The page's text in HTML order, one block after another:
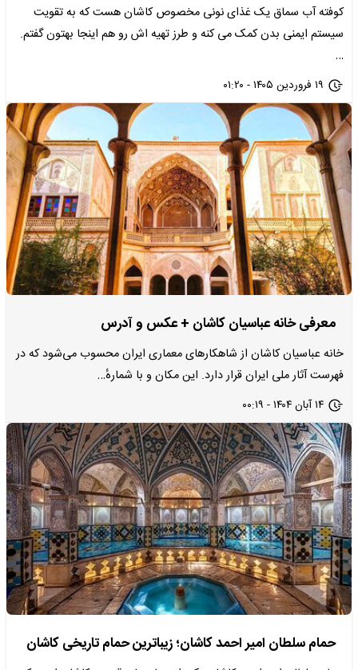
کوفته آب سماق یک غذای نونی مخصوص کاشان هست که به تقویت
سیستم ایمنی بدن کمک می کنه و طرز تهیه اش رو هم اینجا بهتون گفتم.
…
۱۹ فروردین ۱۴۰۵ - ۰۱:۲۰
معرفی خانه عباسیان کاشان + عکس و آدرس
خانه عباسیان کاشان از شاهکارهای معماری ایران محسوب می‌شود که در
فهرست آثار ملی ایران قرار دارد. این مکان و با شمارهٔ…
۱۴ آبان ۱۴۰۴ - ۰۰:۱۹
حمام سلطان امیر احمد کاشان؛ زیباترین حمام تاریخی کاشان